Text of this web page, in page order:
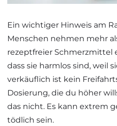
Ein wichtiger Hinweis am
Menschen nehmen mehr
rezeptfreier Schmerzmittel
dass sie harmlos sind, weil
verkäuflich ist kein
Dosierung, die du höher
das nicht. Es kann extrem
tödlich sein.